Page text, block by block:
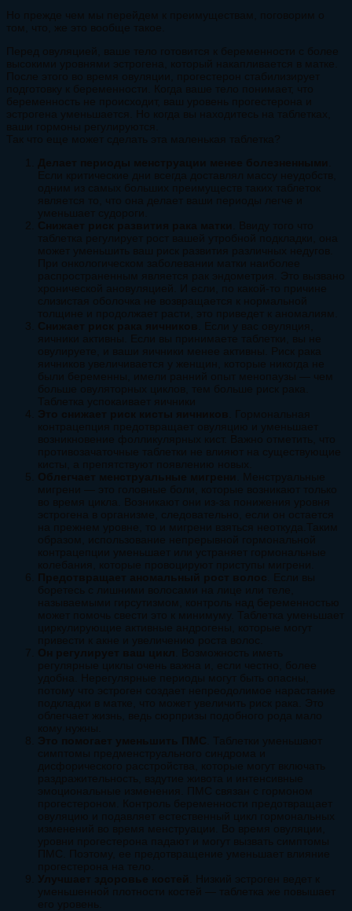
Но прежде чем мы перейдем к преимуществам, поговорим о
том, что, же это вообще такое.
Перед овуляцией, ваше тело готовится к беременности с более
высокими уровнями эстрогена, который накапливается в матке.
После этого во время овуляции, прогестерон стабилизирует
подготовку к беременности. Когда ваше тело понимает, что
беременность не происходит, ваш уровень прогестерона и
эстрогена уменьшается. Но когда вы находитесь на таблетках,
ваши гормоны регулируются.
Так что еще может сделать эта маленькая таблетка?
Делает периоды менструации менее болезненными
Если критические дни всегда доставлял массу неудобств,
одним из самых больших преимуществ таких таблеток
является то, что она делает ваши периоды легче и
уменьшает судороги.
Снижает риск развития рака матки
. Ввиду того что
таблетка регулирует рост вашей утробной подкладки, она
может уменьшить ваш риск развития различных недугов.
При онкологическом заболевании матки наиболее
распространенным является рак эндометрия. Это вызвано
хронической ановуляцией. И если, по какой-то причине
слизистая оболочка не возвращается к нормальной
толщине и продолжает расти, это приведет к аномалиям.
Снижает риск рака яичников
. Если у вас овуляция,
яичники активны. Если вы принимаете таблетки, вы не
овулируете, и ваши яичники менее активны. Риск рака
яичников увеличивается у женщин, которые никогда не
были беременны, имели ранний опыт менопаузы — чем
больше овуляторных циклов, тем больше риск рака.
Таблетка успокаивает яичники
Это снижает риск кисты яичников
. Гормональная
контрацепция предотвращает овуляцию и уменьшает
возникновение фолликулярных кист. Важно отметить, что
противозачаточные таблетки не влияют на существующие
кисты, а препятствуют появлению новых.
Облегчает менструальные мигрени
. Менструальные
мигрени — это головные боли, которые возникают только
во время цикла. Возникают они из-за понижения уровня
эстрогена в организме, следовательно, если он остается
на прежнем уровне, то и мигрени взяться неоткуда.Таким
образом, использование непрерывной гормональной
контрацепции уменьшает или устраняет гормональные
колебания, которые провоцируют приступы мигрени.
Предотвращает аномальный рост волос
. Если вы
боретесь с лишними волосами на лице или теле,
называемыми гирсутизмом, контроль над беременностью
может помочь свести это к минимуму. Таблетка уменьшает
циркулирующие активные андрогены, которые могут
привести к акне и увеличению роста волос.
Он регулирует ваш цикл
. Возможность иметь
регулярные циклы очень важна и, если честно, более
удобна. Нерегулярные периоды могут быть опасны,
потому что эстроген создает непреодолимое нарастание
подкладки в матке, что может увеличить риск рака. Это
облегчает жизнь, ведь сюрпризы подобного рода мало
кому нужны.
Это помогает уменьшить ПМС
. Таблетки уменьшают
симптомы предменструального синдрома и
дисфорического расстройства, которые могут включать
раздражительность, вздутие живота и интенсивные
эмоциональные изменения. ПМС связан с гормоном
прогестероном. Контроль беременности предотвращает
овуляцию и подавляет естественный цикл гормональных
изменений во время менструации. Во время овуляции,
уровни прогестерона падают и могут вызвать симптомы
ПМС. Поэтому, ее предотвращение уменьшает влияние
прогестерона на тело.
Улучшает здоровье костей
. Низкий эстроген ведет к
уменьшенной плотности костей — таблетка же повышает
его уровень.